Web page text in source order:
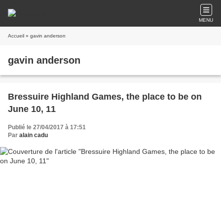
MENU
Accueil » gavin anderson
gavin anderson
Bressuire Highland Games, the place to be on
June 10, 11
Publié le 27/04/2017 à 17:51
Par alain cadu